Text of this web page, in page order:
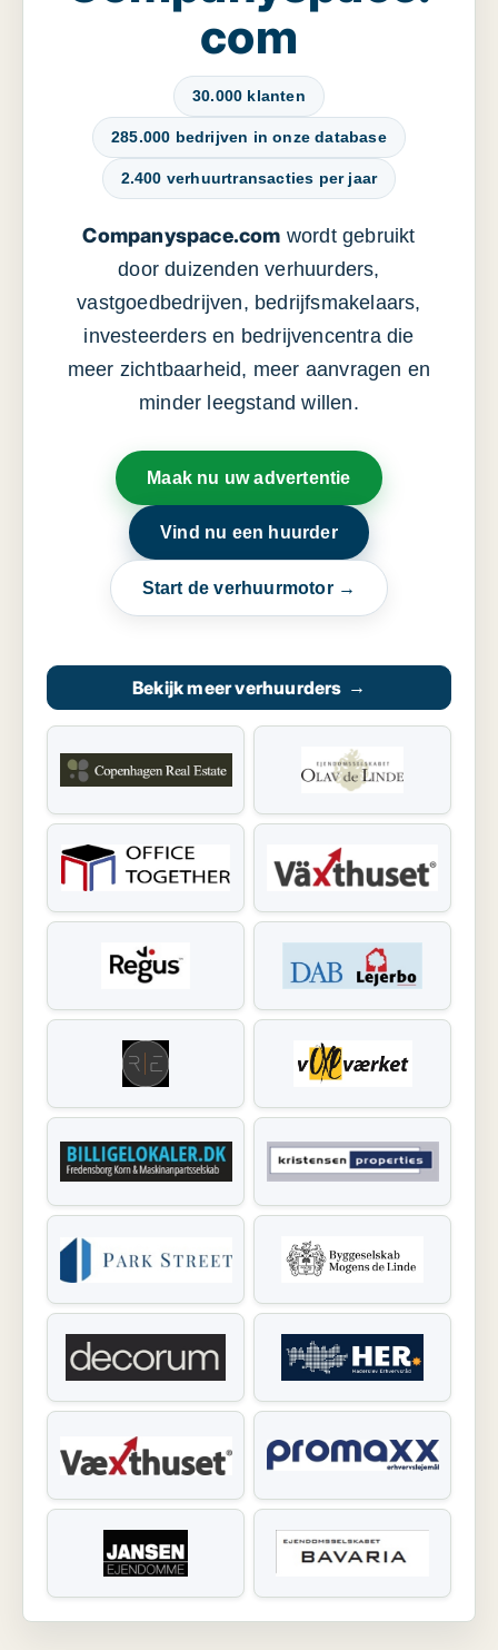
com
30.000 klanten
285.000 bedrijven in onze database
2.400 verhuurtransacties per jaar
Companyspace.com wordt gebruikt
door duizenden verhuurders,
vastgoedbedrijven, bedrijfsmakelaars,
investeerders en bedrijvencentra die
meer zichtbaarheid, meer aanvragen en
minder leegstand willen.
Maak nu uw advertentie
Vind nu een huurder
Start de verhuurmotor →
Bekijk meer verhuurders →